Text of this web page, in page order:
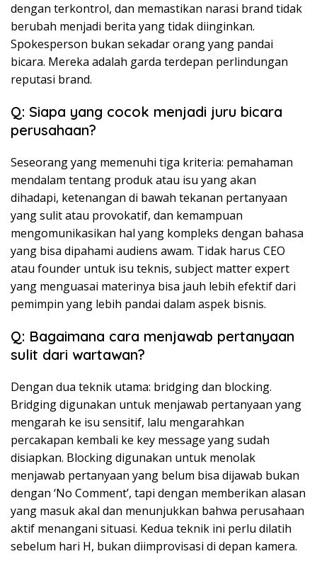
dengan terkontrol, dan memastikan narasi brand tidak
berubah menjadi berita yang tidak diinginkan.
Spokesperson bukan sekadar orang yang pandai
bicara. Mereka adalah garda terdepan perlindungan
reputasi brand.
Q: Siapa yang cocok menjadi juru bicara
perusahaan?
Seseorang yang memenuhi tiga kriteria: pemahaman
mendalam tentang produk atau isu yang akan
dihadapi, ketenangan di bawah tekanan pertanyaan
yang sulit atau provokatif, dan kemampuan
mengomunikasikan hal yang kompleks dengan bahasa
yang bisa dipahami audiens awam. Tidak harus CEO
atau founder untuk isu teknis, subject matter expert
yang menguasai materinya bisa jauh lebih efektif dari
pemimpin yang lebih pandai dalam aspek bisnis.
Q: Bagaimana cara menjawab pertanyaan
sulit dari wartawan?
Dengan dua teknik utama: bridging dan blocking.
Bridging digunakan untuk menjawab pertanyaan yang
mengarah ke isu sensitif, lalu mengarahkan
percakapan kembali ke key message yang sudah
disiapkan. Blocking digunakan untuk menolak
menjawab pertanyaan yang belum bisa dijawab bukan
dengan ‘No Comment’, tapi dengan memberikan alasan
yang masuk akal dan menunjukkan bahwa perusahaan
aktif menangani situasi. Kedua teknik ini perlu dilatih
sebelum hari H, bukan diimprovisasi di depan kamera.